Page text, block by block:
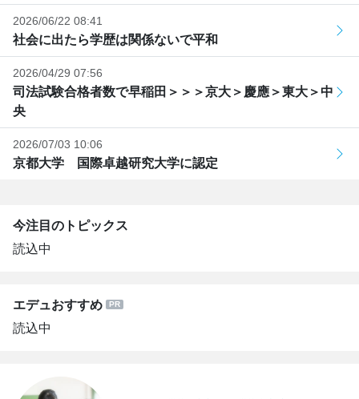
2026/06/22 08:41
社会に出たら学歴は関係ないで平和
2026/04/29 07:56
司法試験合格者数で早稲田＞＞＞京大＞慶應＞東大＞中
央
2026/07/03 10:06
京都大学 国際卓越研究大学に認定
今注目のトピックス
読込中
エデュおすすめ
読込中